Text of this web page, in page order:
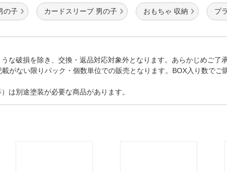
の子 カードスリーブ 男の子 おもちゃ 収納 プ
な破損を除き、交換・返品対応対象外となります。あらかじめご了
がない限りパック・個数単位での販売となります。BOX入り数で
は別途塗装が必要な商品があります。